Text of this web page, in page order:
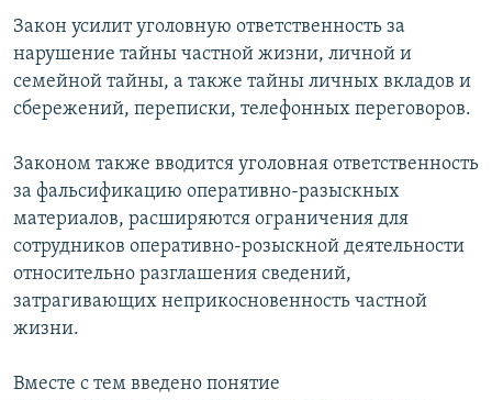
Закон усилит уголовную ответственность за
нарушение тайны частной жизни, личной и
семейной тайны, а также тайны личных вкладов и
сбережений, переписки, телефонных переговоров.
Законом также вводится уголовная ответственность
за фальсификацию оперативно-разыскных
материалов, расширяются ограничения для
сотрудников оперативно-розыскной деятельности
относительно разглашения сведений,
затрагивающих неприкосновенность частной
жизни.
Вместе с тем введено понятие